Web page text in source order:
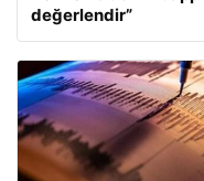
değerlendir”